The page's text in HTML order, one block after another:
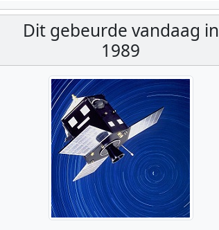
Dit gebeurde vandaag in
1989